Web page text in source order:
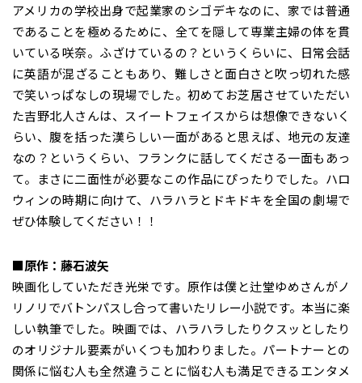
アメリカの学校出身で起業家のシゴデキなのに、家では普通
であることを極めるために、全てを隠して専業主婦の体を貫
いている咲奈。ふざけているの？というくらいに、日常会話
に英語が混ざることもあり、難しさと面白さと吹っ切れた感
で笑いっぱなしの現場でした。初めてお芝居させていただい
た吉野北人さんは、スイートフェイスからは想像できないく
らい、腹を括った漢らしい一面があると思えば、地元の友達
なの？というくらい、フランクに話してくださる一面もあっ
て。まさに二面性が必要なこの作品にぴったりでした。ハロ
ウィンの時期に向けて、ハラハラとドキドキを全国の劇場で
ぜひ体験してください！！
■原作：藤石波矢
映画化していただき光栄です。原作は僕と辻堂ゆめさんがノ
リノリでバトンパスし合って書いたリレー小説です。本当に楽
しい執筆でした。映画では、ハラハラしたりクスッとしたり
のオリジナル要素がいくつも加わりました。パートナーとの
関係に悩む人も全然違うことに悩む人も満足できるエンタメ